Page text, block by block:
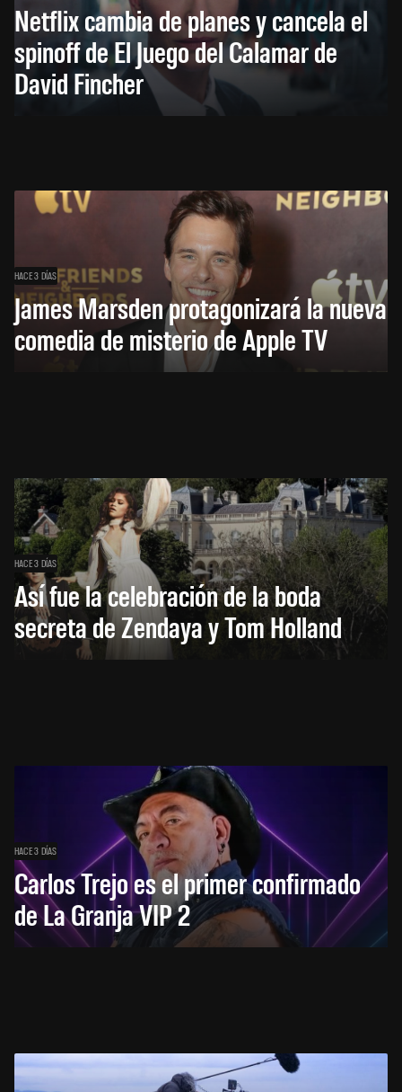
Netflix cambia de planes y cancela el
spinoff de El Juego del Calamar de
David Fincher
HACE 3 DÍAS
James Marsden protagonizará la nueva
comedia de misterio de Apple TV
HACE 3 DÍAS
Así fue la celebración de la boda
secreta de Zendaya y Tom Holland
HACE 3 DÍAS
Carlos Trejo es el primer confirmado
de La Granja VIP 2